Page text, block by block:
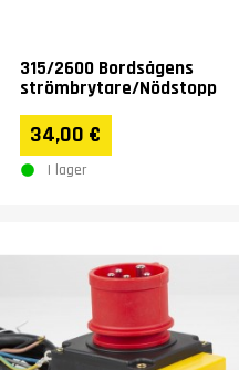
315/2600 Bordsågens
strömbrytare/Nödstopp
34,00 €
I lager